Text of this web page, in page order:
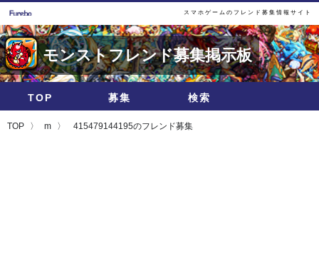
スマホゲームのフレンド募集情報サイト
モンストフレンド募集掲示板
TOP 募集 検索
TOP m 415479144195のフレンド募集